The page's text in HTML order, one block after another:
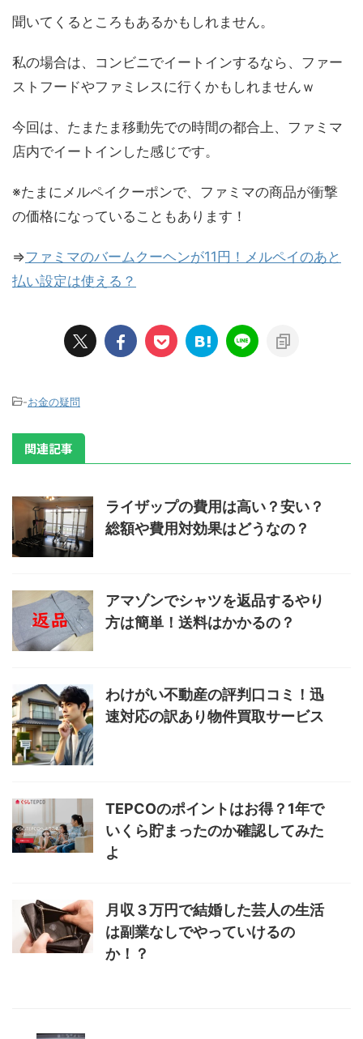
聞いてくるところもあるかもしれません。
私の場合は、コンビニでイートインするなら、ファー
ストフードやファミレスに行くかもしれませんｗ
今回は、たまたま移動先での時間の都合上、ファミマ
店内でイートインした感じです。
※たまにメルペイクーポンで、ファミマの商品が衝撃
の価格になっていることもあります！
⇒ファミマのバームクーヘンが11円！メルペイのあと
払い設定は使える？
-お金の疑問
関連記事
ライザップの費用は高い？安い？
総額や費用対効果はどうなの？
アマゾンでシャツを返品するやり
方は簡単！送料はかかるの？
わけがい不動産の評判口コミ！迅
速対応の訳あり物件買取サービス
TEPCOのポイントはお得？1年で
いくら貯まったのか確認してみた
よ
月収３万円で結婚した芸人の生活
は副業なしでやっていけるの
か！？